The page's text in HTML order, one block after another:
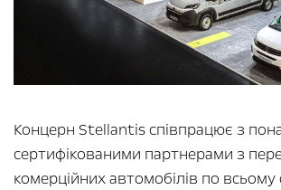
Концерн Stellantis співпрацює з
сертифікованими партнерами з
комерційних автомобілів по всьому